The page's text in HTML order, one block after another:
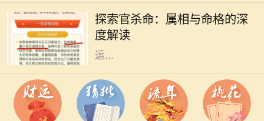
探索官杀命：属相与命格的深
度解读
大精深的学问，其中属相与命格的关
系尤为引人注目。官杀命，作为一种
特定的命格，常常和成功、权威、财
运...